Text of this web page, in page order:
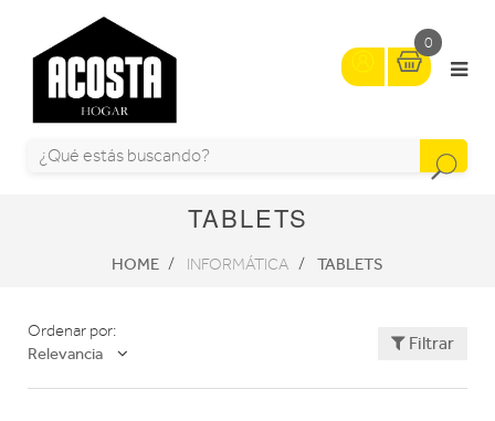
0
TABLETS
HOME INFORMÁTICA TABLETS
Ordenar por:
Relevancia
Filtrar